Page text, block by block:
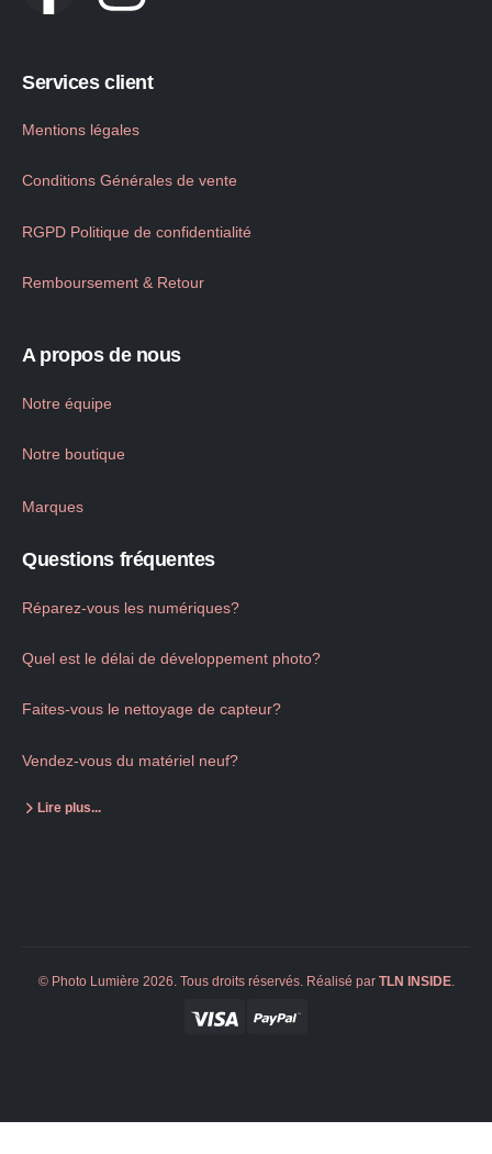
Services client
Mentions légales
Conditions Générales de vente
RGPD Politique de confidentialité
Remboursement & Retour
A propos de nous
Notre équipe
Notre boutique
Marques
Questions fréquentes
Réparez-vous les numériques?
Quel est le délai de développement photo?
Faites-vous le nettoyage de capteur?
Vendez-vous du matériel neuf?
Lire plus...
© Photo Lumière 2026. Tous droits réservés. Réalisé par TLN INSIDE.